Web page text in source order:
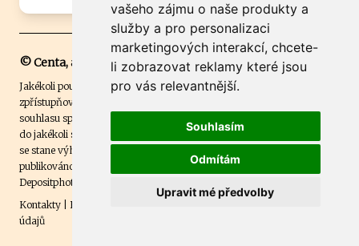
vašeho zájmu o naše produkty a
služby a pro personalizaci
marketingových interakcí, chcete-
li zobrazovat reklamy které jsou
pro vás relevantnější.
Souhlasím
Odmítám
Upravit mé předvolby
© Centa, a.s.
Jakékoli použití obsahu včetně převzetí, šíření či dalšího užití a
zpřístupňování textových či obrazových materiálů bez písemného
souhlasu společnosti Centa,a.s. je zakázáno. Čtenář svým přihlášením
do jakékoli soutěže na našem webu dává souhlas s tím, že v případě, že
se stane výhercem této soutěže, může být jeho jméno na webu
publikováno. Centa, a.s. využívala licenci ČTK a využívá fotografie z
Depositphotos
Kontakty
Etický kodex
údajů